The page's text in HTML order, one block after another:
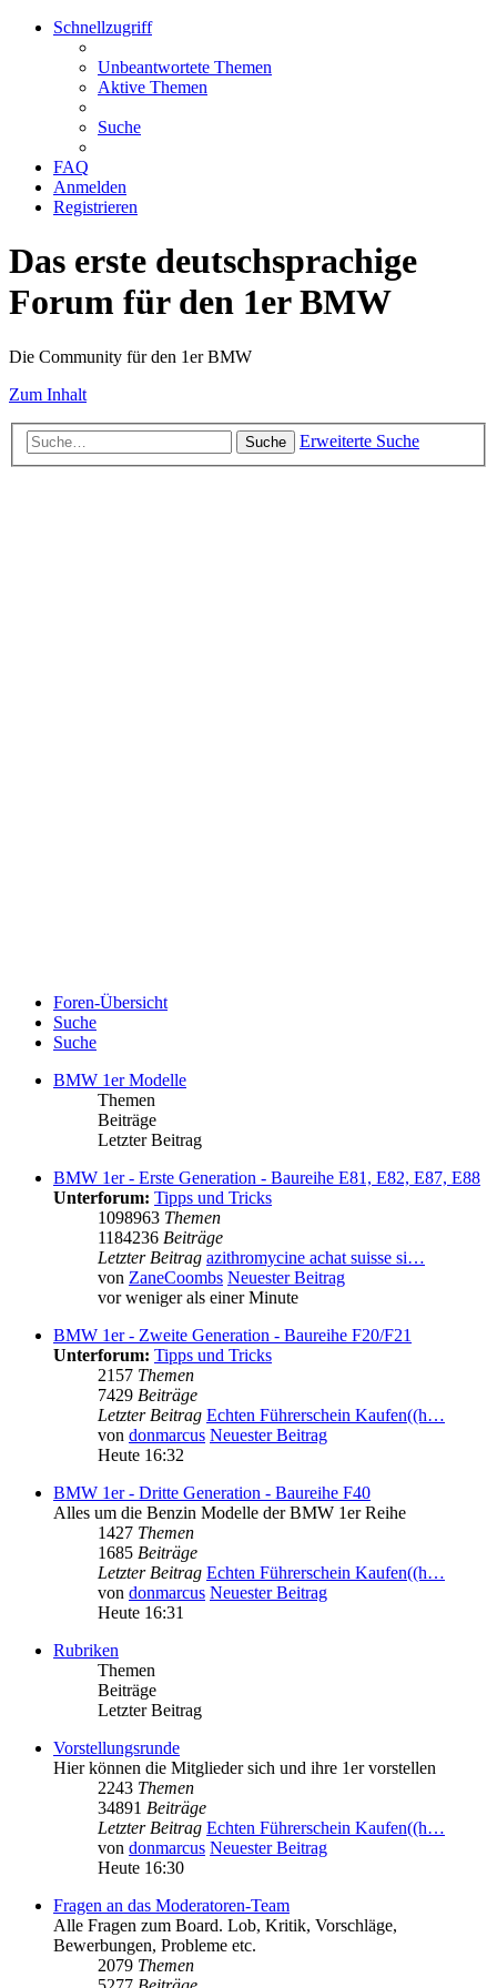
Schnellzugriff
Unbeantwortete Themen
Aktive Themen
Suche
FAQ
Anmelden
Registrieren
Das erste deutschsprachige
Forum für den 1er BMW
Die Community für den 1er BMW
Zum Inhalt
Suche Erweiterte Suche
Foren-Übersicht
Suche
Suche
BMW 1er Modelle
Themen
Beiträge
Letzter Beitrag
BMW 1er - Erste Generation - Baureihe E81, E82, E87, E88
Unterforum: Tipps und Tricks
1098963 Themen
1184236 Beiträge
Letzter Beitrag azithromycine achat suisse si…
von ZaneCoombs Neuester Beitrag
vor weniger als einer Minute
BMW 1er - Zweite Generation - Baureihe F20/F21
Unterforum: Tipps und Tricks
2157 Themen
7429 Beiträge
Letzter Beitrag Echten Führerschein Kaufen((h…
von donmarcus Neuester Beitrag
Heute 16:32
BMW 1er - Dritte Generation - Baureihe F40
Alles um die Benzin Modelle der BMW 1er Reihe
1427 Themen
1685 Beiträge
Letzter Beitrag Echten Führerschein Kaufen((h…
von donmarcus Neuester Beitrag
Heute 16:31
Rubriken
Themen
Beiträge
Letzter Beitrag
Vorstellungsrunde
Hier können die Mitglieder sich und ihre 1er vorstellen
2243 Themen
34891 Beiträge
Letzter Beitrag Echten Führerschein Kaufen((h…
von donmarcus Neuester Beitrag
Heute 16:30
Fragen an das Moderatoren-Team
Alle Fragen zum Board. Lob, Kritik, Vorschläge,
Bewerbungen, Probleme etc.
2079 Themen